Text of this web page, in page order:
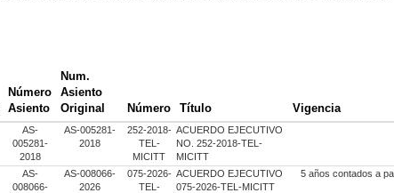
Número
Asiento
Num.
Asiento
Original
Número Título Vigencia
AS-
005281-
2018
AS-005281-
2018
252-2018-
TEL-
MICITT
ACUERDO EJECUTIVO
NO. 252-2018-TEL-
MICITT
AS-
008066-
AS-008066-
2026
075-2026-
TEL-
ACUERDO EJECUTIVO
075-2026-TEL-MICITT
5 años contados a